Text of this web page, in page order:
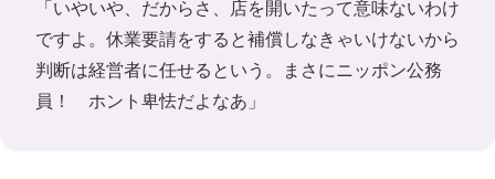
「いやいや、だからさ、店を開いたって意味ないわけ
ですよ。休業要請をすると補償しなきゃいけないから
判断は経営者に任せるという。まさにニッポン公務
員！ ホント卑怯だよなあ」